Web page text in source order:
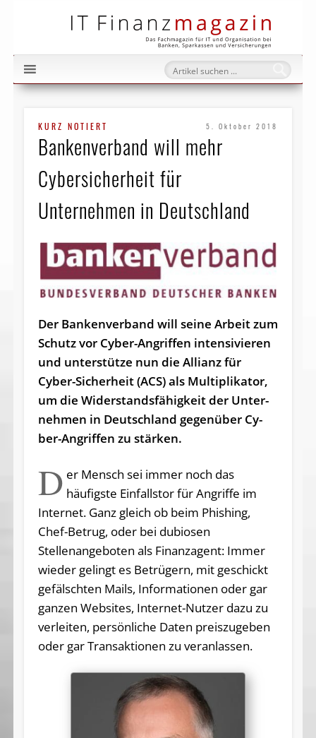
KURZ NOTIERT 5. Oktober 2018
Bankenverband will mehr
Cybersicherheit für
Unternehmen in Deutschland
Der Bankenverband will seine Arbeit zum
Schutz vor Cyber-Angriffen intensivieren
und unterstütze nun die Allianz für
Cyber-Sicherheit (ACS) als Mul­ti­pli­ka­tor,
um die Wi­der­stands­fä­hig­keit der Un­ter­
neh­men in Deutsch­land ge­gen­über Cy­
ber-An­grif­fen zu stärken.
D er Mensch sei immer noch das
häufigste Einfallstor für Angriffe im
Internet. Ganz gleich ob beim Phishing,
Chef-Betrug, oder bei dubiosen
Stellenangeboten als Finanzagent: Immer
wieder gelingt es Betrügern, mit geschickt
gefälschten Mails, Informationen oder gar
ganzen Websites, Internet-Nutzer dazu zu
verleiten, persönliche Daten preiszugeben
oder gar Transaktionen zu veranlassen.